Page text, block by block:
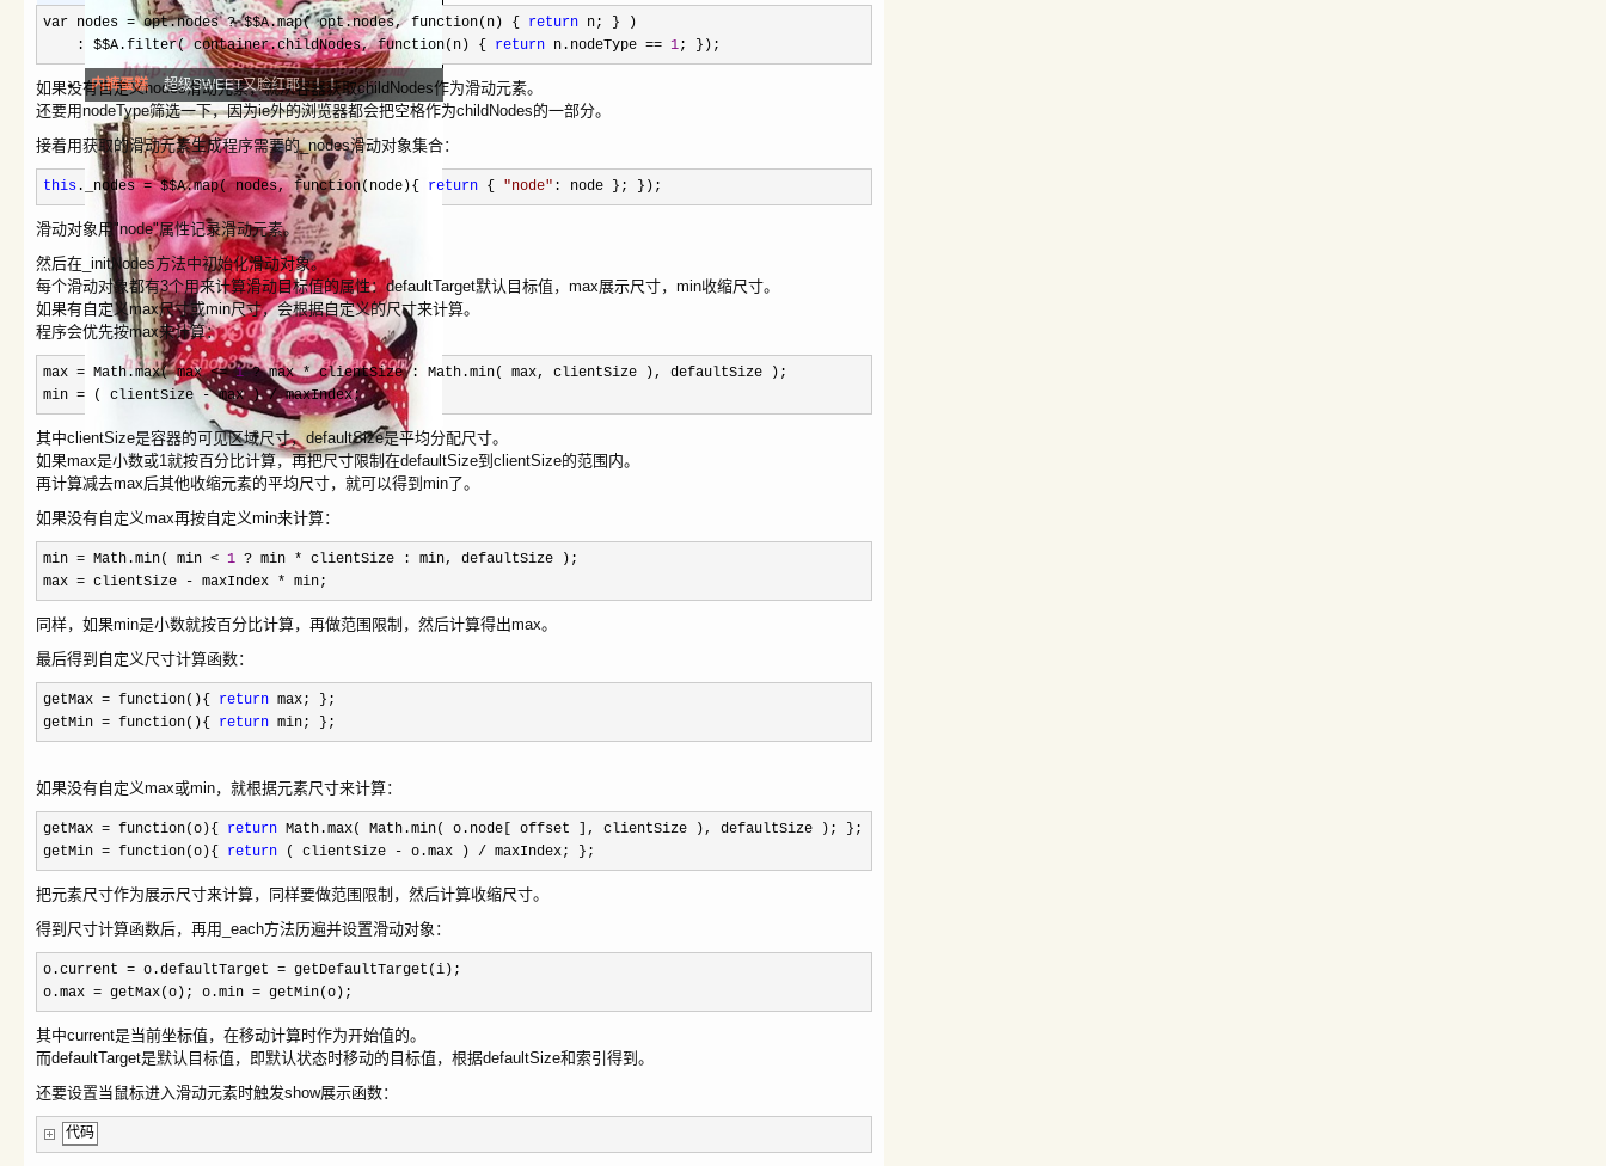
内裤蛋糕 超级SWEET又脸红耶！！！
var nodes =opt.nodes?$$A.map( opt.nodes, function(n) { return n; } )
: $$A.filter( container.childNodes, function(n) { return n.nodeType == 1; });
如果没有自定义nodes滑动元素，就从容器获取childNodes作为滑动元素。
还要用nodeType筛选一下，因为ie外的浏览器都会把空格作为childNodes的一部分。
接着用获取的滑动元素生成程序需要的_nodes滑动对象集合：
this ._nodes=$$A.map( nodes, function(node){ return { "node" : node }; });
滑动对象用"node"属性记录滑动元素。
然后在_initNodes方法中初始化滑动对象。
每个滑动对象都有3个用来计算滑动目标值的属性：defaultTarget默认目标值，max展示尺寸，min收缩尺寸。
如果有自定义max尺寸或min尺寸，会根据自定义的尺寸来计算。
程序会优先按max来计算：
max = Math.max( max<= 1 ?max*clientSize : Math.min( max, clientSize ), defaultSize );
min = ( clientSize -max )/maxIndex;
其中clientSize是容器的可见区域尺寸，defaultSize是平均分配尺寸。
如果max是小数或1就按百分比计算，再把尺寸限制在defaultSize到clientSize的范围内。
再计算减去max后其他收缩元素的平均尺寸，就可以得到min了。
如果没有自定义max再按自定义min来计算：
min = Math.min( min < 1 ? min * clientSize : min, defaultSize );
max = clientSize - maxIndex * min;
同样，如果min是小数就按百分比计算，再做范围限制，然后计算得出max。
最后得到自定义尺寸计算函数：
getMax = function(){ return max; };
getMin = function(){ return min; };
如果没有自定义max或min，就根据元素尺寸来计算：
getMax = function(o){ return Math.max( Math.min( o.node[ offset ], clientSize ), defaultSize ); };
getMin = function(o){ return ( clientSize - o.max ) / maxIndex; };
把元素尺寸作为展示尺寸来计算，同样要做范围限制，然后计算收缩尺寸。
得到尺寸计算函数后，再用_each方法历遍并设置滑动对象：
o.current = o.defaultTarget = getDefaultTarget(i);
o.max = getMax(o); o.min = getMin(o);
其中current是当前坐标值，在移动计算时作为开始值的。
而defaultTarget是默认目标值，即默认状态时移动的目标值，根据defaultSize和索引得到。
还要设置当鼠标进入滑动元素时触发show展示函数：
代码